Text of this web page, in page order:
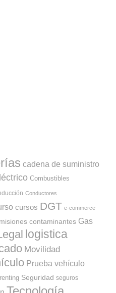
cadena de suministro
Combustibles
Conductores
cursos DGT e-commerce
contaminantes Gas
logistica
Movilidad
Prueba vehículo
renting Seguridad seguros